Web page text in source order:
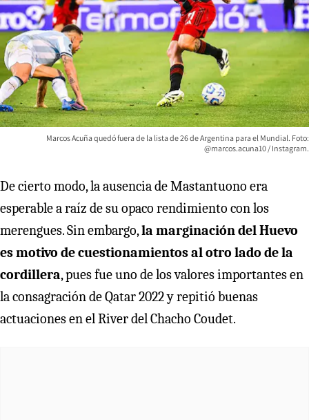
Marcos Acuña quedó fuera de la lista de 26 de Argentina para el Mundial. Foto:
@marcos.acuna10 / Instagram.
De cierto modo, la ausencia de Mastantuono era
esperable a raíz de su opaco rendimiento con los
merengues. Sin embargo,la marginación del Huevo
es motivo de cuestionamientos al otro lado de la
cordillera, pues fue uno de los valores importantes en
la consagración de Qatar 2022 y repitió buenas
actuaciones en el River del Chacho Coudet.